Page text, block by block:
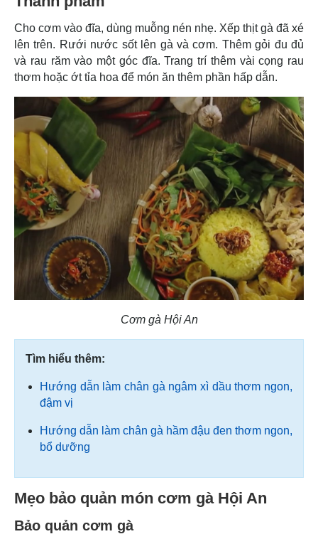
Cho cơm vào đĩa, dùng muỗng nén nhẹ. Xếp thịt gà đã xé
lên trên. Rưới nước sốt lên gà và cơm. Thêm gỏi đu đủ
và rau răm vào một góc đĩa. Trang trí thêm vài cọng rau
thơm hoặc ớt tỉa hoa để món ăn thêm phần hấp dẫn.
Cơm gà Hội An
Tìm hiểu thêm:
Hướng dẫn làm chân gà ngâm xì dầu thơm ngon,
đậm vị
Hướng dẫn làm chân gà hầm đậu đen thơm ngon,
bổ dưỡng
Mẹo bảo quản món cơm gà Hội An
Bảo quản cơm gà